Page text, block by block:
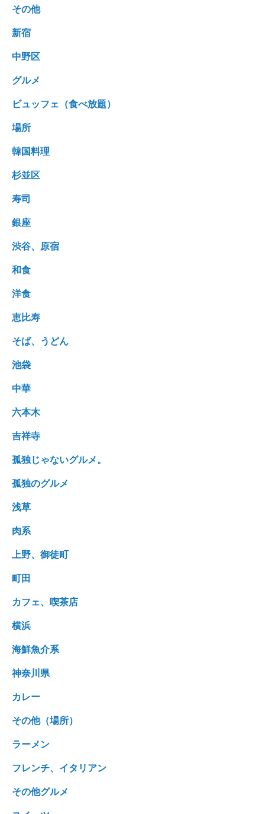
その他
新宿
中野区
グルメ
ビュッフェ（食べ放題）
場所
韓国料理
杉並区
寿司
銀座
渋谷、原宿
和食
洋食
恵比寿
そば、うどん
池袋
中華
六本木
吉祥寺
孤独じゃないグルメ。
孤独のグルメ
浅草
肉系
上野、御徒町
町田
カフェ、喫茶店
横浜
海鮮魚介系
神奈川県
カレー
その他（場所）
ラーメン
フレンチ、イタリアン
その他グルメ